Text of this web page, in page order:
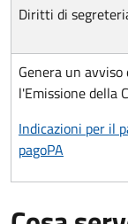
Diritti di
Genera un
l'Emissione della
Indicazioni per il
pagoPA